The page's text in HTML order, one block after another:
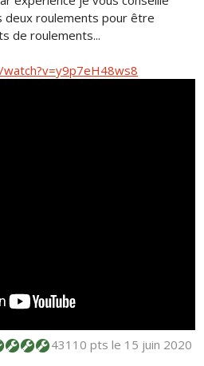
deux roulements pour être
de roulements...
43110 ptsle 15 juin 2020